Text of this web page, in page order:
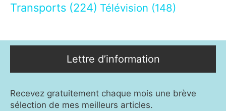
Transports (224) Télévision (148)
Lettre d’information
Recevez gratuitement chaque mois une brève
sélection de mes meilleurs articles.